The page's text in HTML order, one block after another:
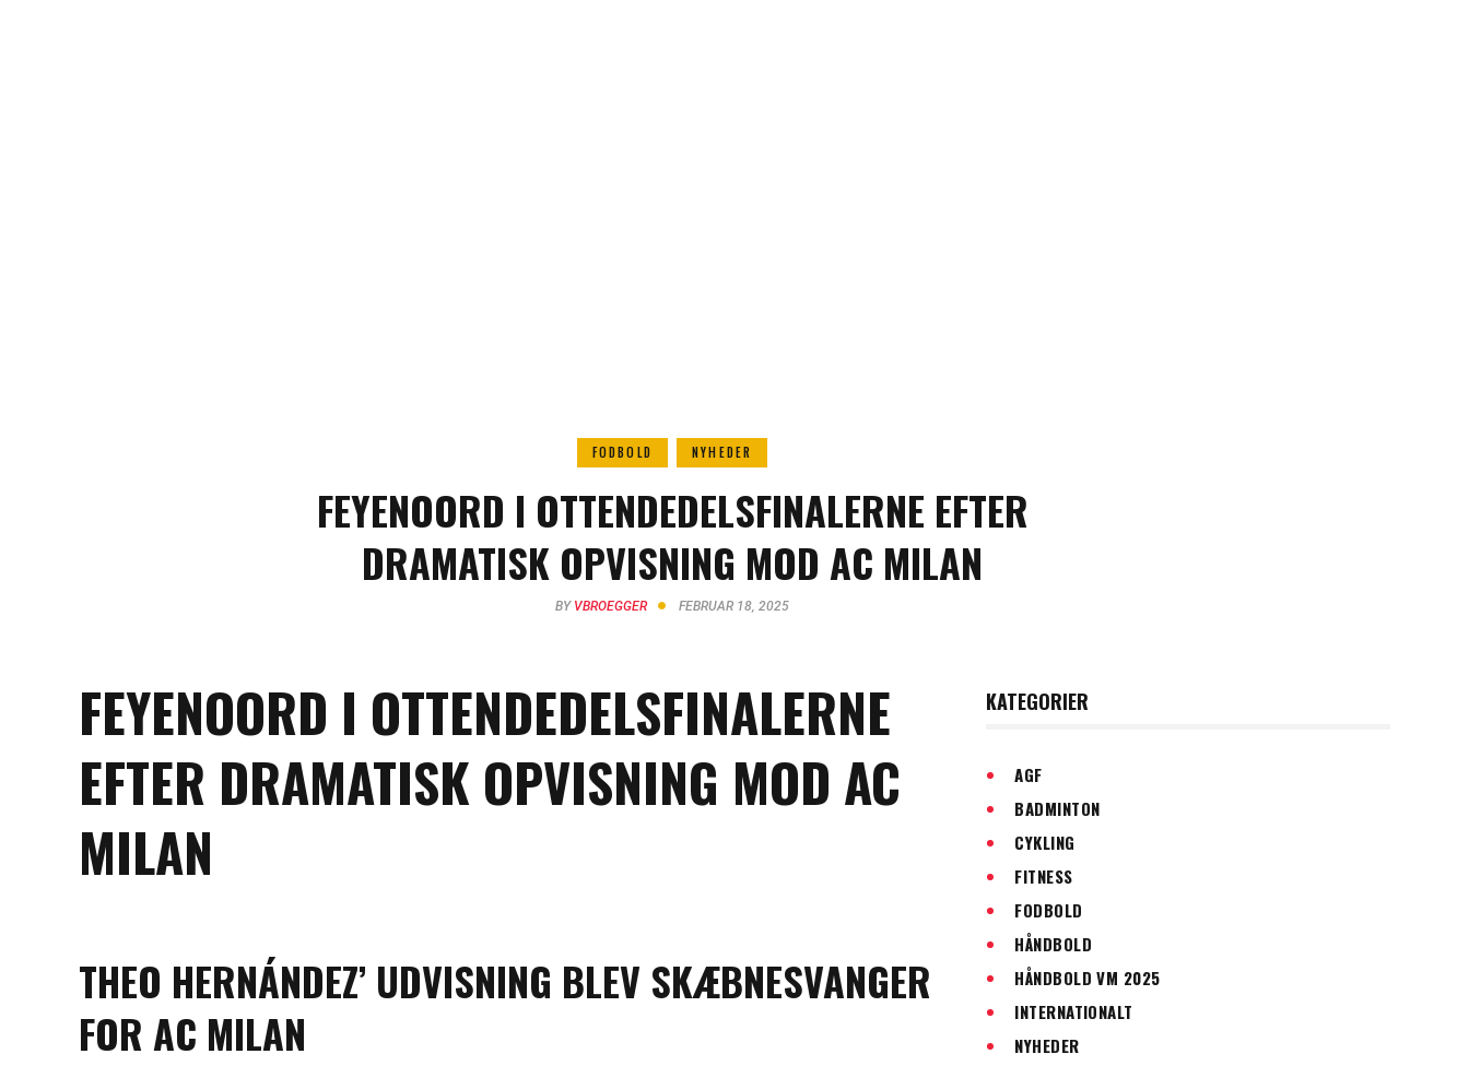
FODBOLD NYHEDER
FEYENOORD I OTTENDEDELSFINALERNE EFTER
DRAMATISK OPVISNING MOD AC MILAN
BY VBROEGGER FEBRUAR 18, 2025
FEYENOORD I OTTENDEDELSFINALERNE
EFTER DRAMATISK OPVISNING MOD AC
MILAN
THEO HERNÁNDEZ’ UDVISNING BLEV SKÆBNESVANGER
FOR AC MILAN
KATEGORIER
AGF
BADMINTON
CYKLING
FITNESS
FODBOLD
HÅNDBOLD
HÅNDBOLD VM 2025
INTERNATIONALT
NYHEDER